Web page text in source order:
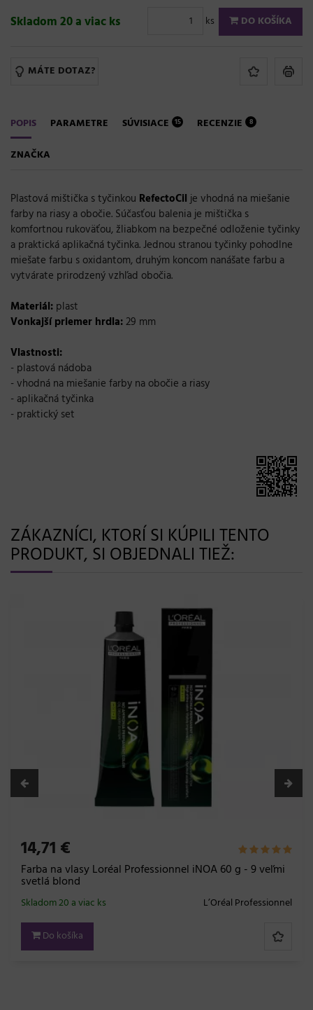
Skladom 20 a viac ks ks DO KOŠÍKA
MÁTE DOTAZ?
POPIS PARAMETRE SÚVISIACE 15 RECENZIE 8
ZNAČKA
Plastová mištička s tyčinkou RefectoCilje vhodná na miešanie
farby na riasy a obočie. Súčasťou balenia je mištička s
komfortnou rukoväťou, žliabkom na bezpečné odloženie tyčinky
a praktická aplikačná tyčinka. Jednou stranou tyčinky pohodlne
miešate farbu s oxidantom, druhým koncom nanášate farbu a
vytvárate prirodzený vzhľad obočia.
Materiál: plast
Vonkajší priemer hrdla:29 mm
Vlastnosti:
- plastová nádoba
- vhodná na miešanie farby na obočie a riasy
- aplikačná tyčinka
- praktický set
ZÁKAZNÍCI, KTORÍ SI KÚPILI TENTO
PRODUKT, SI OBJEDNALI TIEŽ:
14,71 €
Farba na vlasy Loréal Professionnel iNOA 60 g - 9 veľmi
svetlá blond
L’Oréal Professionnel
Skladom 20 a viac ks
Do košíka